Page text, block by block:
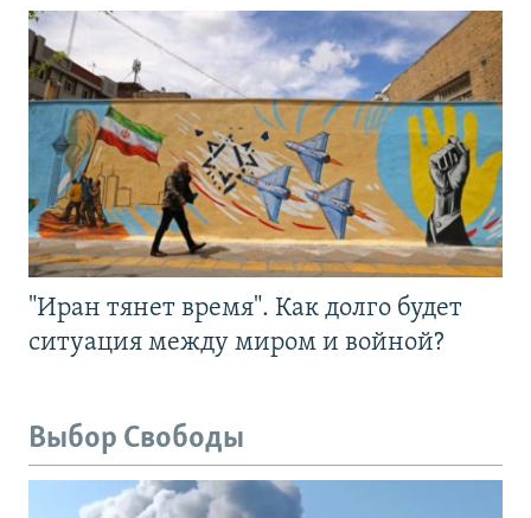
"Иран тянет время". Как долго будет
ситуация между миром и войной?
Выбор Свободы